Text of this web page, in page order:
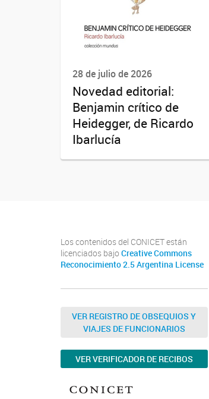
28 de julio de 2026
Novedad editorial:
Benjamin crítico de
Heidegger, de Ricardo
Ibarlucía
Los contenidos del CONICET están
licenciados bajo Creative Commons
Reconocimiento 2.5 Argentina License
VER REGISTRO DE OBSEQUIOS Y
VIAJES DE FUNCIONARIOS
VER VERIFICADOR DE RECIBOS